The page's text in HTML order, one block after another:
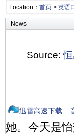
Location： 首页> 英语
News
Source:
迅雷高速下载
她。今天是